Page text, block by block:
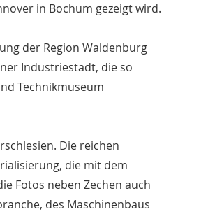
in Bochum gezeigt wird.
der Region Waldenburg
Industriestadt, die so
Technikmuseum
Die reichen
die mit dem
Fotos neben Zechen auch
des Maschinenbaus